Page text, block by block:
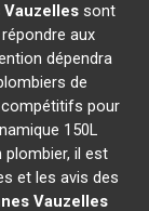
Vauzelles sont
aux
dépendra
de
pour
150L
plombier, il est
et les avis des
Vauzelles